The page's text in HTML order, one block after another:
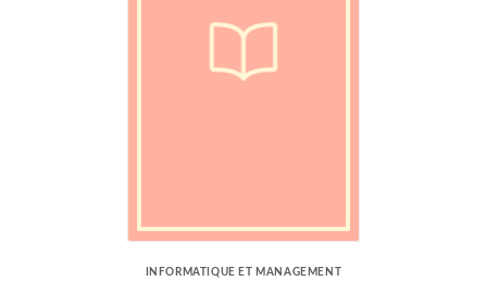
INFORMATIQUE ET MANAGEMENT